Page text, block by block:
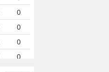
0
0
0
0